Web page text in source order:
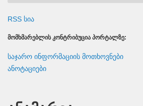
RSS სია
ᲛᲝᲛᲮᲛᲐᲠᲔᲑᲚᲘᲡ ᲙᲝᲜᲢᲠᲘᲑᲣᲪᲘᲐ ᲞᲝᲠᲢᲐᲚᲖᲔ:
საჯარო ინფორმაციის მოთხოვნები
ანოტაციები